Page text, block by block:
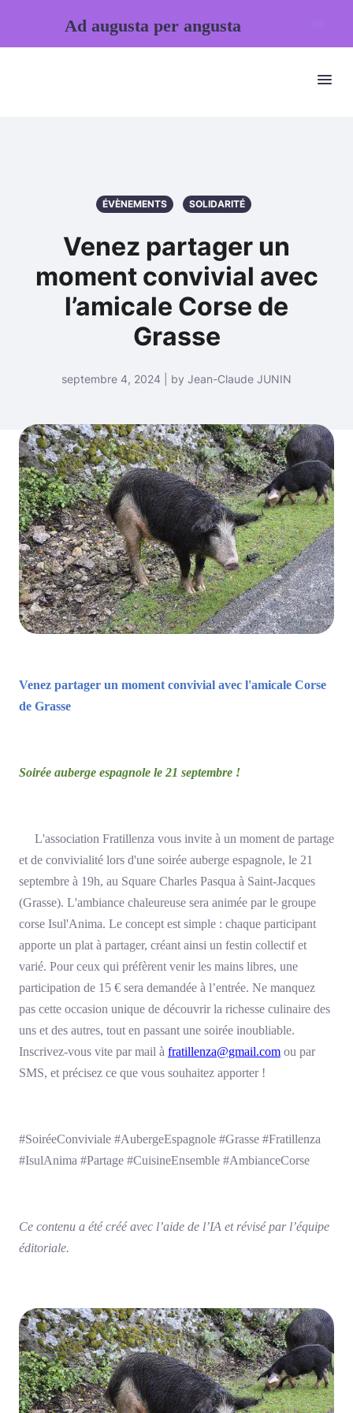
ÉVÈNEMENTS SOLIDARITÉ
Venez partager un
moment convivial avec
l’amicale Corse de
Grasse
septembre 4, 2024 | by Jean-Claude JUNIN
Venez partager un moment convivial avec l'amicale Corse
de Grasse
Soirée auberge espagnole le 21 septembre !
L'association Fratillenza vous invite à un moment de partage
et de convivialité lors d'une soirée auberge espagnole, le 21
septembre à 19h, au Square Charles Pasqua à Saint-Jacques
(Grasse). L'ambiance chaleureuse sera animée par le groupe
corse Isul'Anima. Le concept est simple : chaque participant
apporte un plat à partager, créant ainsi un festin collectif et
varié. Pour ceux qui préfèrent venir les mains libres, une
participation de 15 € sera demandée à l’entrée. Ne manquez
pas cette occasion unique de découvrir la richesse culinaire des
uns et des autres, tout en passant une soirée inoubliable.
Inscrivez-vous vite par mail à fratillenza@gmail.com ou par
SMS, et précisez ce que vous souhaitez apporter !
#SoiréeConviviale #AubergeEspagnole #Grasse #Fratillenza
#IsulAnima #Partage #CuisineEnsemble #AmbianceCorse
Ce contenu a été créé avec l’aide de l’IA et révisé par l’équipe
éditoriale.
Ad augusta per angusta